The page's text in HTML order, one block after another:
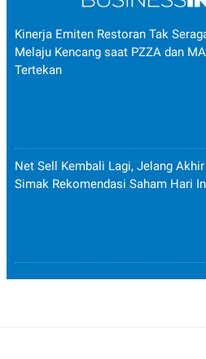
Kinerja Emiten Restoran Tak
Melaju Kencang saat PZZA dan
Tertekan
Net Sell Kembali Lagi, Jelang Akhir
Simak Rekomendasi Saham Hari